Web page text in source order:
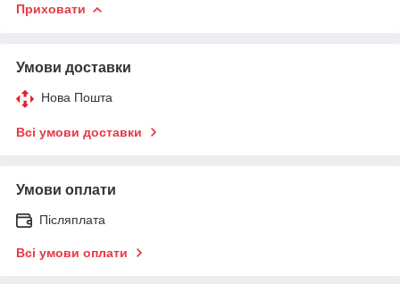
Приховати
Умови доставки
Нова Пошта
Всі умови доставки
Умови оплати
Післяплата
Всі умови оплати